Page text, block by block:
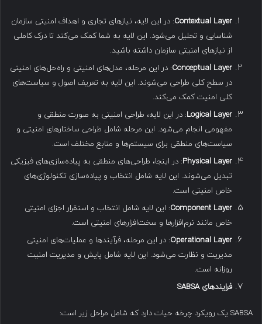
Contextual Layer: در این لایه، نیازهای تجاری و اهداف امنیتی سازمان
شناسایی و تحلیل می‌شود. این لایه به شما کمک می‌کند تا درک کاملی
از نیازهای امنیتی سازمان داشته باشید.
Conceptual Layer: در این مرحله، مدل‌های امنیتی و راه‌حل‌های امنیتی
در سطح کلی طراحی می‌شوند. این لایه به تعریف اصول و سیاست‌های
کلی امنیت کمک می‌کند.
Logical Layer: در این لایه، طراحی امنیتی به صورت منطقی و
مفهومی انجام می‌شود. این مرحله شامل طراحی ساختارهای امنیتی و
سیاست‌های منطقی برای سیستم‌ها و منابع مختلف است.
Physical Layer: در اینجا، طراحی‌های منطقی به پیاده‌سازی‌های فیزیکی
تبدیل می‌شوند. این لایه شامل انتخاب و پیاده‌سازی تکنولوژی‌های
خاص امنیتی است.
Component Layer: این لایه شامل انتخاب و استقرار اجزای امنیتی
خاص مانند نرم‌افزارها و سخت‌افزارهای امنیتی است.
Operational Layer: در این مرحله، فرآیندها و عملیات‌های امنیتی
مدیریت و نظارت می‌شود. این لایه شامل پایش و مدیریت امنیت
روزانه است.
فرایندهای SABSA
SABSA یک رویکرد چرخه حیات دارد که شامل مراحل زیر است: